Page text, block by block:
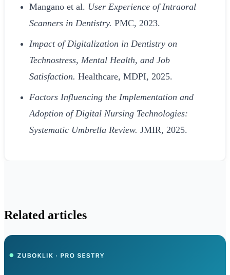
Mangano et al. User Experience of Intraoral
Scanners in Dentistry. PMC, 2023.
Impact of Digitalization in Dentistry on
Technostress, Mental Health, and Job
Satisfaction. Healthcare, MDPI, 2025.
Factors Influencing the Implementation and
Adoption of Digital Nursing Technologies:
Systematic Umbrella Review. JMIR, 2025.
Related articles